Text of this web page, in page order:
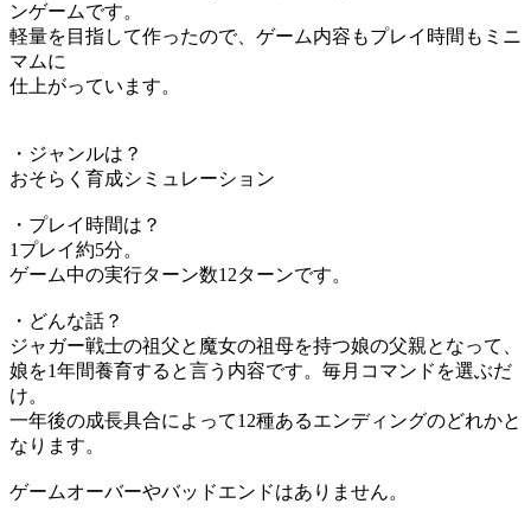
ンゲームです。
軽量を目指して作ったので、ゲーム内容もプレイ時間もミニ
マムに
仕上がっています。
・ジャンルは？
おそらく育成シミュレーション
・プレイ時間は？
1プレイ約5分。
ゲーム中の実行ターン数12ターンです。
・どんな話？
ジャガー戦士の祖父と魔女の祖母を持つ娘の父親となって、
娘を1年間養育すると言う内容です。毎月コマンドを選ぶだ
け。
一年後の成長具合によって12種あるエンディングのどれかと
なります。
ゲームオーバーやバッドエンドはありません。